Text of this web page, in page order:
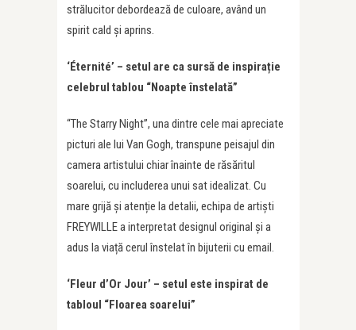
strălucitor debordează de culoare, având un
spirit cald și aprins.
‘Éternité’ – setul are ca sursă de inspirație
celebrul tablou “Noapte înstelată”
“The Starry Night”, una dintre cele mai apreciate
picturi ale lui Van Gogh, transpune peisajul din
camera artistului chiar înainte de răsăritul
soarelui, cu includerea unui sat idealizat. Cu
mare grijă și atenție la detalii, echipa de artiști
FREYWILLE a interpretat designul original și a
adus la viață cerul înstelat în bijuterii cu email.
‘Fleur d’Or Jour’ – setul este inspirat de
tabloul “Floarea soarelui”